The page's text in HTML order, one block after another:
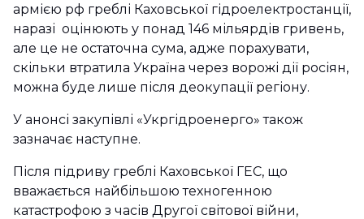
армією рф греблі Каховської гідроелектростанції,
наразі оцінюють у понад 146 мільярдів гривень,
але це не остаточна сума, адже порахувати,
скільки втратила Україна через ворожі дії росіян,
можна буде лише після деокупації регіону.
У анонсі закупівлі «Укргідроенерго» також
зазначає наступне.
Після підриву греблі Каховської ГЕС, що
вважається найбільшою техногенною
катастрофою з часів Другої світової війни,